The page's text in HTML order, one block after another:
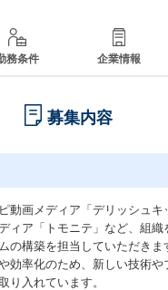
務条件 企業情報
募集内容
動画メディア「デリッシュキ
ィア「トモニテ」など、組織
の構築を担当していただきま
効率化のため、新しい技術や
り入れています。